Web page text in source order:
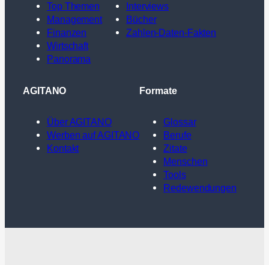
Top Themen
Management
Finanzen
Wirtschaft
Panorama
Interviews
Bücher
Zahlen-Daten-Fakten
AGITANO
Über AGITANO
Werben auf AGITANO
Kontakt
Formate
Glossar
Berufe
Zitate
Menschen
Tools
Redewendungen